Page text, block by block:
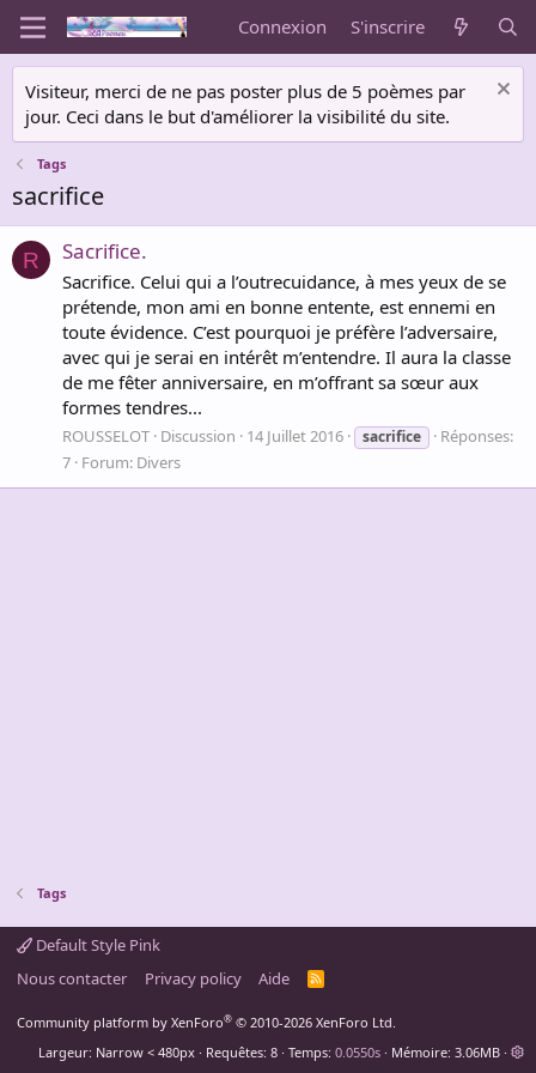
Connexion S'inscrire
Visiteur, merci de ne pas poster plus de 5 poèmes par
jour. Ceci dans le but d'améliorer la visibilité du site.
Tags
sacrifice
R Sacrifice.
Sacrifice. Celui qui a l’outrecuidance, à mes yeux de se
prétende, mon ami en bonne entente, est ennemi en
toute évidence. C’est pourquoi je préfère l’adversaire,
avec qui je serai en intérêt m’entendre. Il aura la classe
de me fêter anniversaire, en m’offrant sa sœur aux
formes tendres...
ROUSSELOT Discussion 14 Juillet 2016 sacrifice
Réponses:
7 Forum: Divers
Tags
Default Style Pink
Nous contacter
Privacy policy Aide
R
Community platform by XenForo® © 2010-2026 XenForo Ltd.
Largeur
Requêtes 8 Temps 0.0550s Mémoire 3.06MB